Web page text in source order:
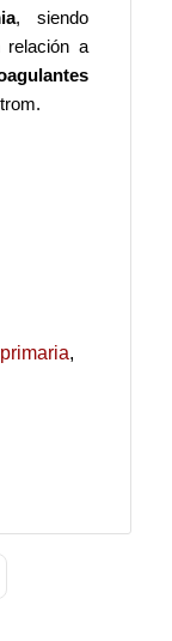
, siendo
relación a
Page